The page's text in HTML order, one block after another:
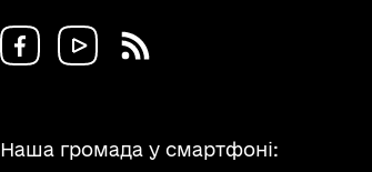
Наша громада у смартфоні: